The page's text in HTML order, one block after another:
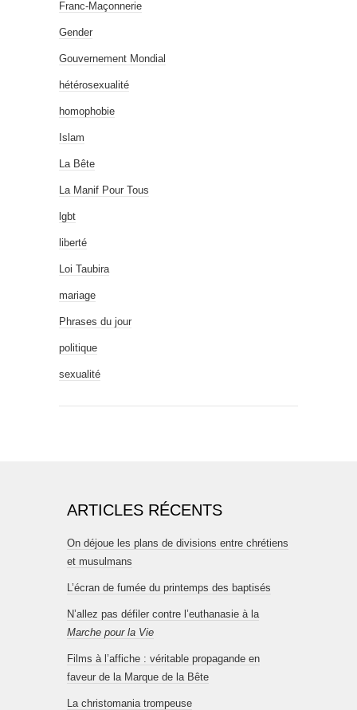
Franc-Maçonnerie
Gender
Gouvernement Mondial
hétérosexualité
homophobie
Islam
La Bête
La Manif Pour Tous
lgbt
liberté
Loi Taubira
mariage
Phrases du jour
politique
sexualité
ARTICLES RÉCENTS
On déjoue les plans de divisions entre chrétiens
et musulmans
L’écran de fumée du printemps des baptisés
N’allez pas défiler contre l’euthanasie à la
Marche pour la Vie
Films à l’affiche : véritable propagande en
faveur de la Marque de la Bête
La christomania trompeuse